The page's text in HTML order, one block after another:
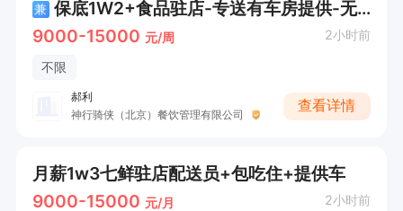
兼
保底1W2+食品驻店-专送有车房提供-无需经验
9000-15000 元/周 2小时前
不限
郝利
神行骑侠（北京）餐饮管理有限公司
查看详情
月薪1w3七鲜驻店配送员+包吃住+提供车
9000-15000 元/月 2小时前